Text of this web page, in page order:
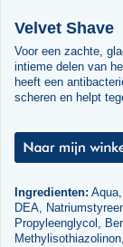
Velvet Shave
Voor een zachte,
intieme delen van
heeft een
scheren en helpt
Ingredienten:
DEA,
Propyleenglycol,